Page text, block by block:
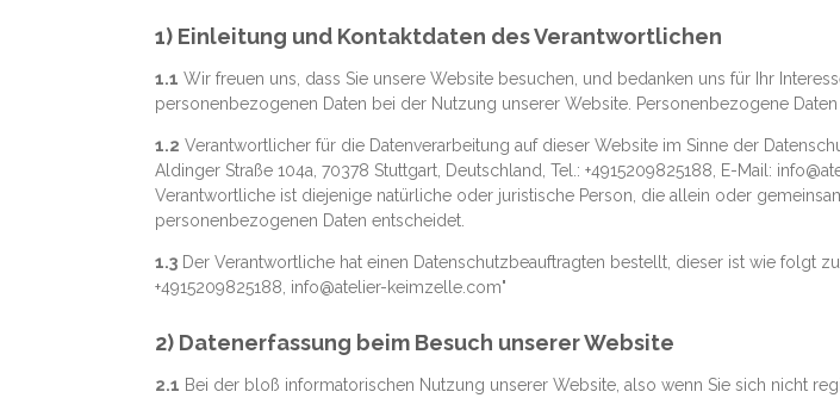
1) Einleitung und Kontaktdaten des Verantwortlichen
1.1 Wir freuen uns, dass Sie unsere Website besuchen, und bedanken uns für Ihr
personenbezogenen Daten bei der Nutzung unserer Website. Personenbezogene
1.2 Verantwortlicher für die Datenverarbeitung auf dieser Website im Sinne der
Aldinger Straße 104a, 70378 Stuttgart, Deutschland, Tel.: +4915209825188, E-Mail:
Verantwortliche ist diejenige natürliche oder juristische Person, die allein oder
personenbezogenen Daten entscheidet.
1.3Der Verantwortliche hat einen Datenschutzbeauftragten bestellt, dieser ist wie folgt
+4915209825188, info@atelier-keimzelle.com"
2) Datenerfassung beim Besuch unserer Website
2.1 Bei der bloß informatorischen Nutzung unserer Website, also wenn Sie sich nicht